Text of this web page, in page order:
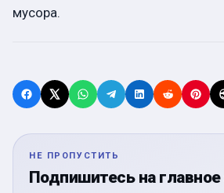
мусора.
НЕ ПРОПУСТИТЬ
Подпишитесь на главное